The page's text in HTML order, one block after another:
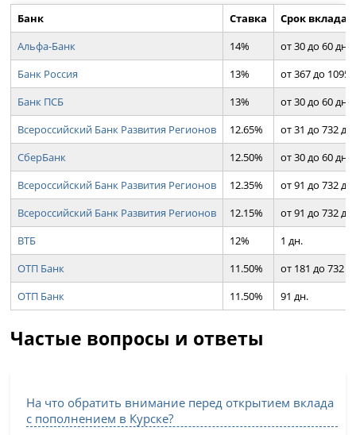
Банк Ставка
Срок вклада
Альфа-Банк
14%
от 30 до 60 дн.
Банк Россия
13%
от 367 до 1095
Банк ПСБ
13%
от 30 до 60 дн.
Всероссийский Банк Развития Регионов
12.65%
от 31 до 732 дн.
СберБанк
12.50%
от 30 до 60 дн.
Всероссийский Банк Развития Регионов
12.35%
от 91 до 732 дн.
Всероссийский Банк Развития Регионов
12.15%
от 91 до 732 дн.
ВТБ
12%
1 дн.
ОТП Банк
11.50%
от 181 до 732
ОТП Банк
11.50% 91 дн.
Частые вопросы и ответы
На что обратить внимание перед открытием вклада
с пополнением в Курске?